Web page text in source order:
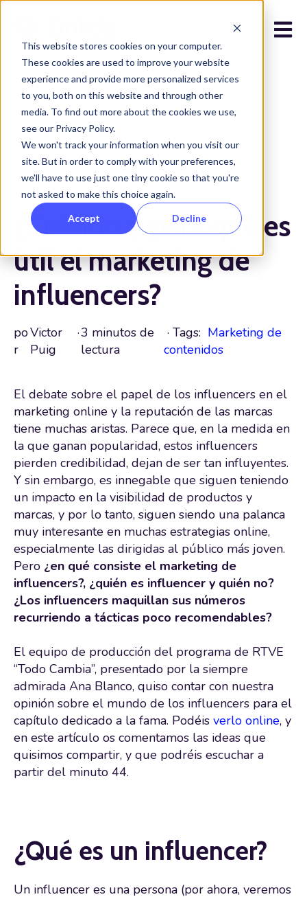
This website stores cookies on your computer.
These cookies are used to improve your website
experience and provide more personalized services
to you, both on this website and through other
media. To find out more about the cookies we use,
see our Privacy Policy.
We won't track your information when you visit our
site. But in order to comply with your preferences,
we'll have to use just one tiny cookie so that you're
not asked to make this choice again.
Accept Decline
Todos los posts
diciembre 11, 2023
¿Cuándo y para qué es
útil el marketing de
influencers?
po
r
Victor
Puig
·3 minutos de
lectura
· Tags: Marketing de
contenidos
El debate sobre el papel de los influencers en el
marketing online y la reputación de las marcas
tiene muchas aristas. Parece que, en la medida en
la que ganan popularidad, estos influencers
pierden credibilidad, dejan de ser tan influyentes.
Y sin embargo, es innegable que siguen teniendo
un impacto en la visibilidad de productos y
marcas, y por lo tanto, siguen siendo una palanca
muy interesante en muchas estrategias online,
especialmente las dirigidas al público más joven.
Pero ¿en qué consiste el marketing de
influencers?, ¿quién es influencer y quién no?
¿Los influencers maquillan sus números
recurriendo a tácticas poco recomendables?
El equipo de producción del programa de RTVE
“Todo Cambia”, presentado por la siempre
admirada Ana Blanco, quiso contar con nuestra
opinión sobre el mundo de los influencers para el
capítulo dedicado a la fama. Podéis verlo online, y
en este artículo os comentamos las ideas que
quisimos compartir, y que podréis escuchar a
partir del minuto 44.
¿Qué es un influencer?
Un influencer es una persona (por ahora, veremos